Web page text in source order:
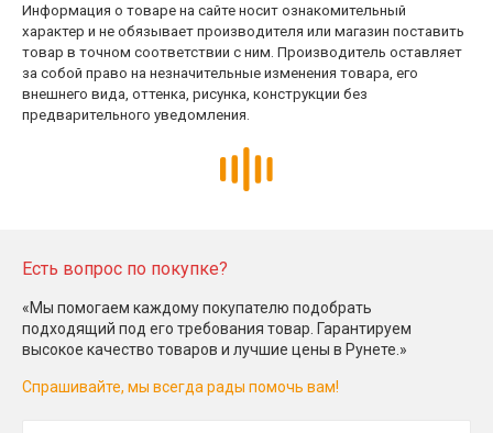
Информация о товаре на сайте носит ознакомительный
характер и не обязывает производителя или магазин поставить
товар в точном соответствии с ним. Производитель оставляет
за собой право на незначительные изменения товара, его
внешнего вида, оттенка, рисунка, конструкции без
предварительного уведомления.
Есть вопрос по покупке?
«Мы помогаем каждому покупателю подобрать
подходящий под его требования товар. Гарантируем
высокое качество товаров и лучшие цены в Рунете.»
Спрашивайте, мы всегда рады помочь вам!